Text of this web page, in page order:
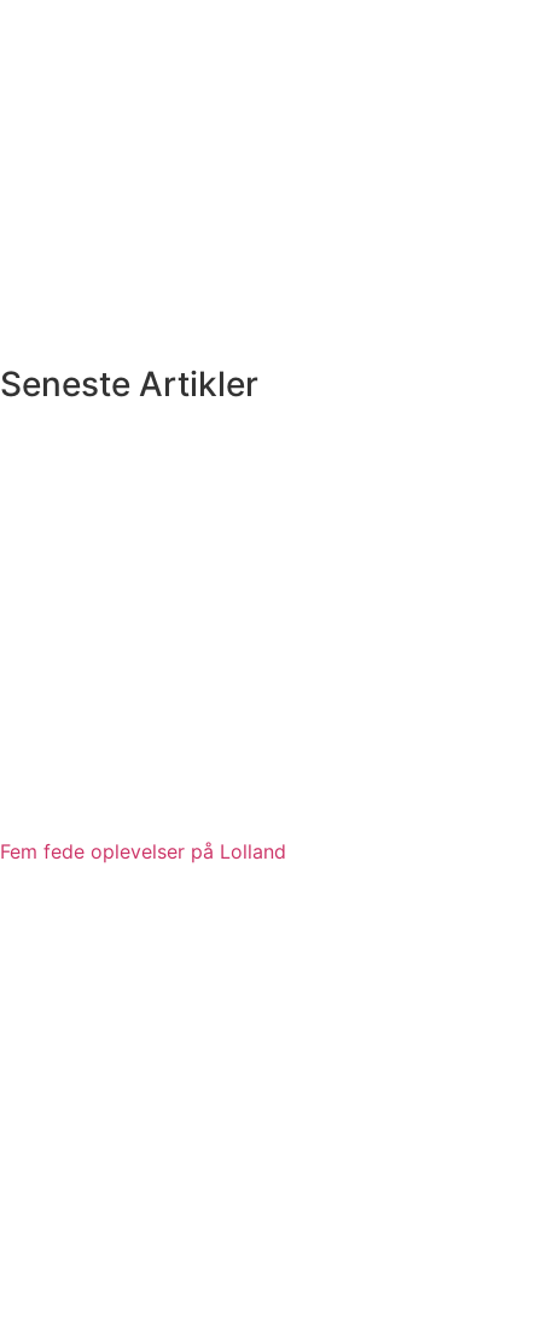
Seneste Artikler
Fem fede oplevelser på Lolland